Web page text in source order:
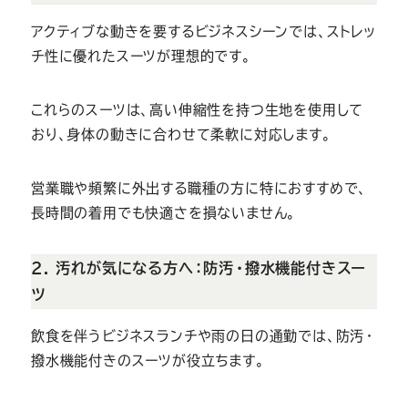
アクティブな動きを要するビジネスシーンでは、ストレッ
チ性に優れたスーツが理想的です。
これらのスーツは、高い伸縮性を持つ生地を使用して
おり、身体の動きに合わせて柔軟に対応します。
営業職や頻繁に外出する職種の方に特におすすめで、
長時間の着用でも快適さを損ないません。
2. 汚れが気になる方へ：防汚・撥水機能付きスー
ツ
飲食を伴うビジネスランチや雨の日の通勤では、防汚・
撥水機能付きのスーツが役立ちます。